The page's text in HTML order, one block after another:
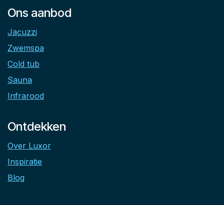
Ons aanbod
Jacuzzi
Zwemspa
Cold tub
Sauna
Infrarood
Ontdekken
Over Luxor
Inspiratie
Blog